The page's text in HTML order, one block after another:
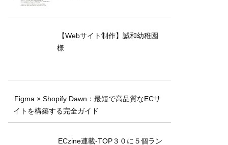
【Webサイト制作】誠和幼稚園
様
Figma × Shopify Dawn：最短で高品質なECサ
イトを構築する完全ガイド
ECzine連載-TOP３０に５個ラン